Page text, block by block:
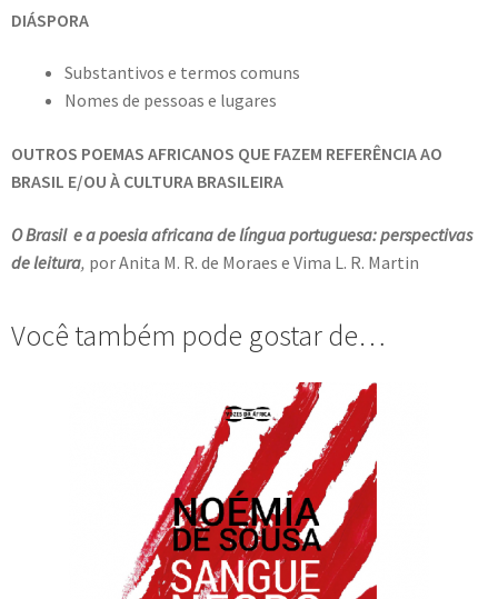
DIÁSPORA
Substantivos e termos comuns
Nomes de pessoas e lugares
OUTROS POEMAS AFRICANOS QUE FAZEM REFERÊNCIA AO
BRASIL E/OU À CULTURA BRASILEIRA
O Brasil e a poesia africana de língua portuguesa: perspectivas
de leitura, por Anita M. R. de Moraes e Vima L. R. Martin
Você também pode gostar de…